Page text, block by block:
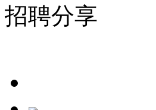
招聘分享